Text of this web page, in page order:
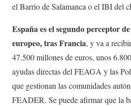
el Barrio de Salamanca o el IBI del
España es el segundo perceptor
europeo, tras Francia, y va a
47.500 millones de euros, unos
ayudas directas del FEAGA y las
que gestionan las comunidades
FEADER. Se puede afirmar que la